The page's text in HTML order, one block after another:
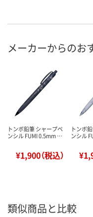
メーカーからのお
トンボ鉛筆 シャープペ
ンシル FUMI 0.5mm …
¥1,900（税込）
トンボ
ンシル
類似商品と比較